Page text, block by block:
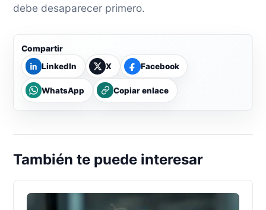
debe desaparecer primero.
Compartir
LinkedIn
X Facebook
WhatsApp Copiar enlace
También te puede interesar